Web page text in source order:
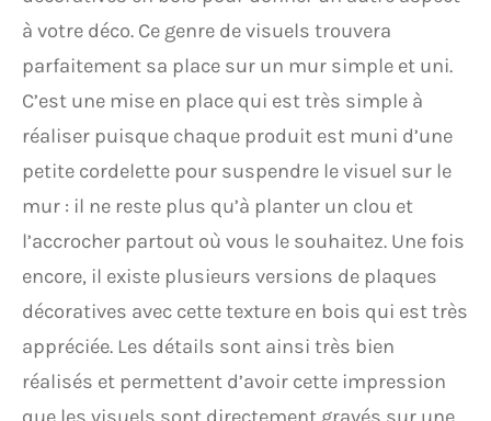
à votre déco. Ce genre de visuels trouvera
parfaitement sa place sur un mur simple et uni.
C’est une mise en place qui est très simple à
réaliser puisque chaque produit est muni d’une
petite cordelette pour suspendre le visuel sur le
mur : il ne reste plus qu’à planter un clou et
l’accrocher partout où vous le souhaitez. Une fois
encore, il existe plusieurs versions de plaques
décoratives avec cette texture en bois qui est très
appréciée. Les détails sont ainsi très bien
réalisés et permettent d’avoir cette impression